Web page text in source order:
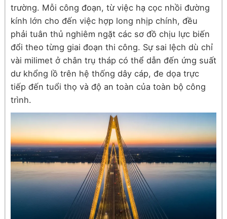
trường. Mỗi công đoạn, từ việc hạ cọc nhồi đường
kính lớn cho đến việc hợp long nhịp chính, đều
phải tuân thủ nghiêm ngặt các sơ đồ chịu lực biến
đổi theo từng giai đoạn thi công. Sự sai lệch dù chỉ
vài milimet ở chân trụ tháp có thể dẫn đến ứng suất
dư khổng lồ trên hệ thống dây cáp, đe dọa trực
tiếp đến tuổi thọ và độ an toàn của toàn bộ công
trình.